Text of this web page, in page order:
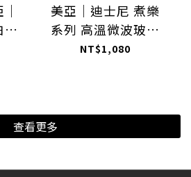
美亞｜迪士尼 煮樂
系列 高溫微波玻璃
保鮮盒1050ML(白)
NT$1,080
查看更多